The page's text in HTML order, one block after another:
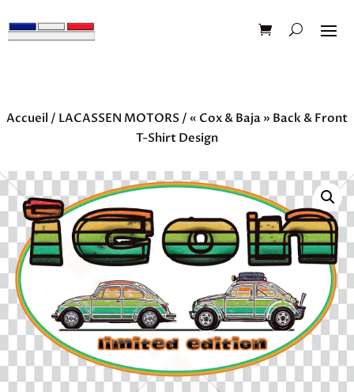
Accueil / LACASSEN MOTORS / « Cox & Baja » Back & Front
T-Shirt Design